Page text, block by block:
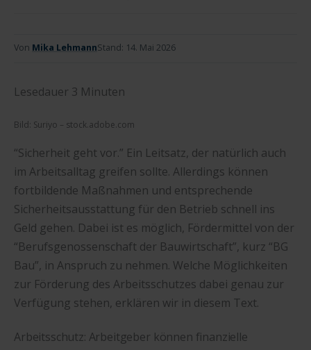
Von Mika LehmannStand: 14. Mai 2026
Lesedauer 3 Minuten
Bild: Suriyo – stock.adobe.com
“Sicherheit geht vor.” Ein Leitsatz, der natürlich auch
im Arbeitsalltag greifen sollte. Allerdings können
fortbildende Maßnahmen und entsprechende
Sicherheitsausstattung für den Betrieb schnell ins
Geld gehen. Dabei ist es möglich, Fördermittel von der
“Berufsgenossenschaft der Bauwirtschaft”, kurz “BG
Bau”, in Anspruch zu nehmen. Welche Möglichkeiten
zur Förderung des Arbeitsschutzes dabei genau zur
Verfügung stehen, erklären wir in diesem Text.
Arbeitsschutz: Arbeitgeber können finanzielle